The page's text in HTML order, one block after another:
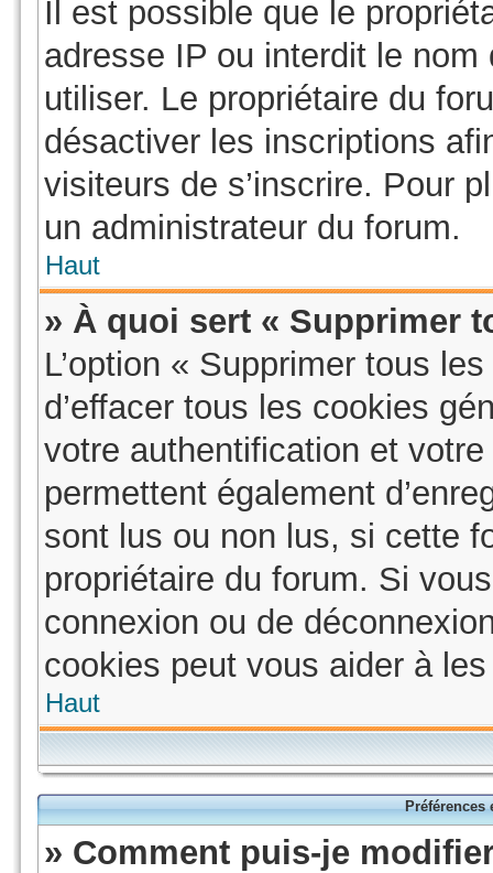
Il est possible que le
adresse IP ou interdit le nom
utiliser. Le propriétaire du
désactiver les inscriptions
visiteurs de s’inscrire. Pour
un administrateur du forum.
Haut
» À quoi sert « Supprimer
L’option « Supprimer tous
d’effacer tous les cookies
votre authentification et
permettent également
sont lus ou non lus, si cette
propriétaire du forum. Si
connexion ou de
cookies peut vous aider à
Haut
Préférences
» Comment puis-je